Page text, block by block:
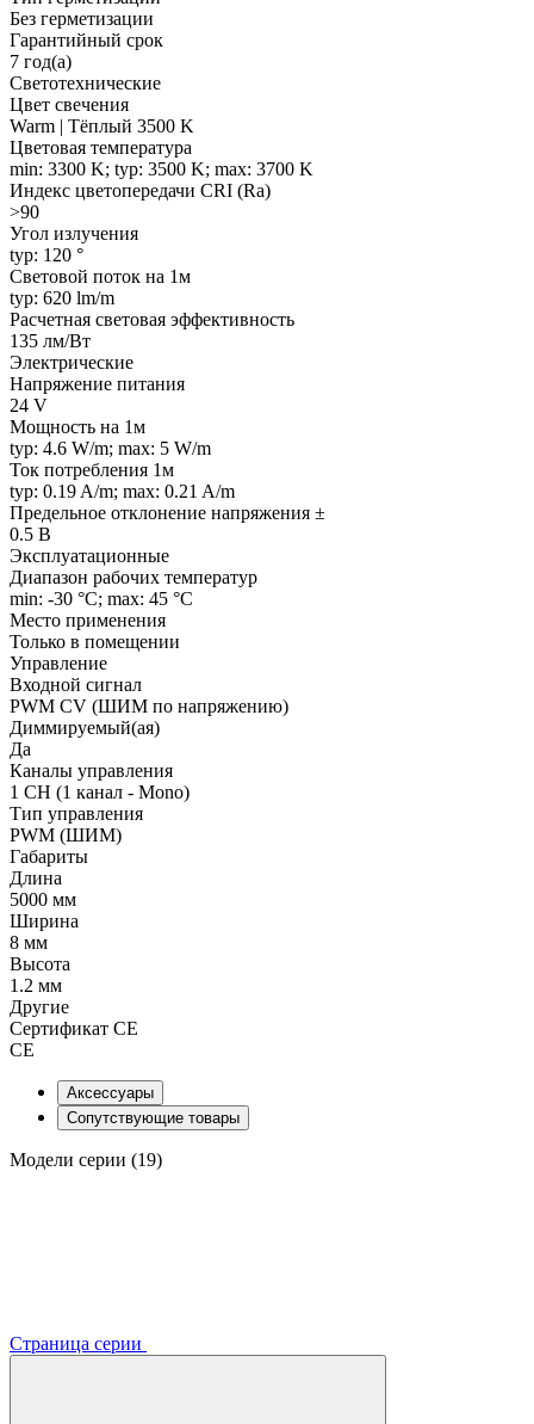
Без герметизации
Гарантийный срок
7 год(а)
Светотехнические
Цвет свечения
Warm | Тёплый 3500 K
Цветовая температура
min: 3300 K; typ: 3500 K; max: 3700 K
Индекс цветопередачи CRI (Ra)
>90
Угол излучения
typ: 120 °
Световой поток на 1м
typ: 620 lm/m
Расчетная световая эффективность
135 лм/Вт
Электрические
Напряжение питания
24 V
Мощность на 1м
typ: 4.6 W/m; max: 5 W/m
Ток потребления 1м
typ: 0.19 A/m; max: 0.21 A/m
Предельное отклонение напряжения ±
0.5 В
Эксплуатационные
Диапазон рабочих температур
min: -30 °C; max: 45 °C
Место применения
Только в помещении
Управление
Входной сигнал
PWM СV (ШИМ по напряжению)
Диммируемый(ая)
Да
Каналы управления
1 CH (1 канал - Mono)
Тип управления
PWM (ШИМ)
Габариты
Длина
5000 мм
Ширина
8 мм
Высота
1.2 мм
Другие
Сертификат CE
CE
Аксессуары
Сопутствующие товары
Модели серии (19)
Страница серии